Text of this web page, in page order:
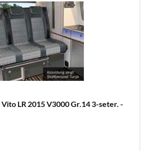
LR 2015 V3000 Gr.14 3-seter. -